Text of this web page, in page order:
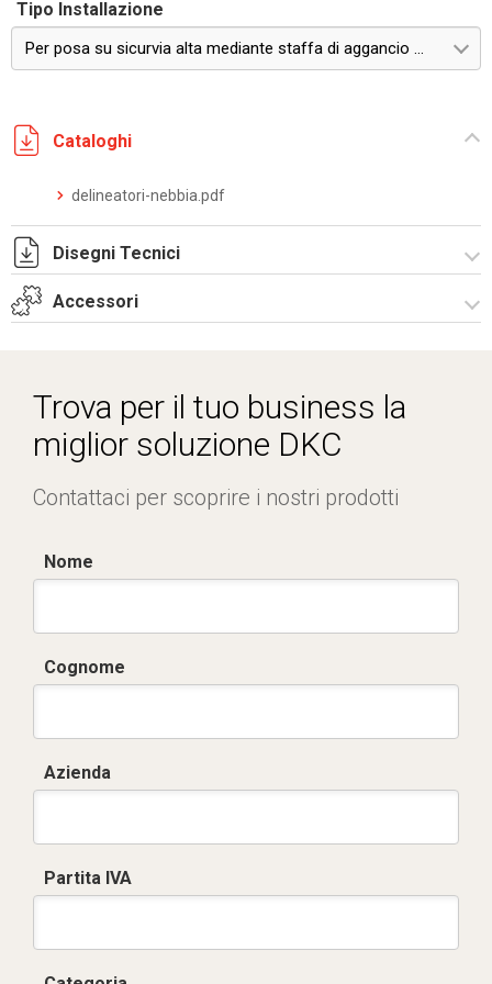
Tipo Installazione
Per posa su sicurvia alta mediante staffa di aggancio su profilato HEA - HEB da 100 mm - Lato SX senso unico
Cataloghi
delineatori-nebbia.pdf
Disegni Tecnici
I8096A09.pdf
Accessori
Trova per il tuo business la
miglior soluzione DKC
Contattaci per scoprire i nostri prodotti
Nome
Cognome
Azienda
Partita IVA